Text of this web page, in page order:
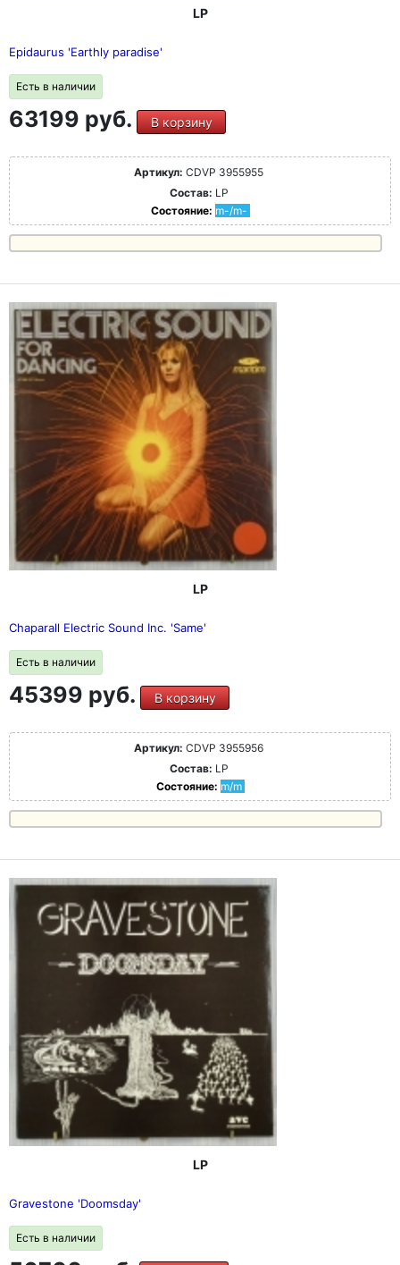
LP
Epidaurus 'Earthly paradise'
Есть в наличии
63199 руб. В корзину
Артикул: CDVP 3955955
Состав: LP
Состояние: m-/m-
LP
Chaparall Electric Sound Inc. 'Same'
Есть в наличии
45399 руб. В корзину
Артикул: CDVP 3955956
Состав: LP
Состояние: m/m
LP
Gravestone 'Doomsday'
Есть в наличии